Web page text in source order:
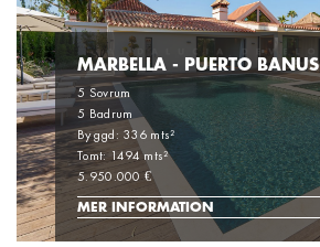
MARBELLA - PUERTO BANUS
5 Sovrum
5 Badrum
Byggd: 336 mts²
Tomt: 1494 mts²
5.950.000 €
MER INFORMATION